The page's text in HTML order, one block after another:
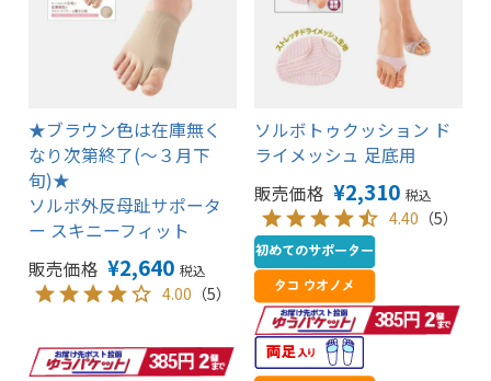
★ブラウン色は在庫無く
なり次第終了(～３月下
旬)★
ソルボ外反母趾サポータ
ー スキニーフィット
販売価格 ¥2,640 税込
4.00 （5）
ソルボトゥクッション ド
ライメッシュ 足底用
販売価格 ¥2,310 税込
4.40 （5）